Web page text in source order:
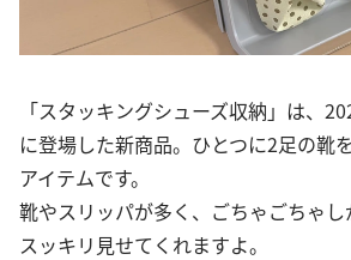
「スタッキングシューズ収納」は、
に登場した新商品。ひとつに2足の靴
アイテムです。
靴やスリッパが多く、ごちゃごちゃ
スッキリ見せてくれますよ。